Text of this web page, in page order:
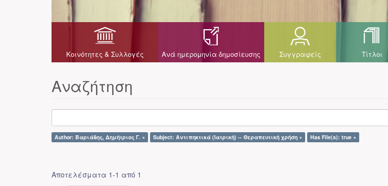
Κοινότητες & Συλλογές Ανά ημερομηνία δημοσίευσης Συγγραφείς Τίτλοι
Αναζήτηση
Author: Βαριάδης, Δημήτριος Γ. × Subject: Αντιπηκτικά (Ιατρική) -- Θεραπευτική χρήση × Has File(s): true ×
Αποτελέσματα 1-1 από 1